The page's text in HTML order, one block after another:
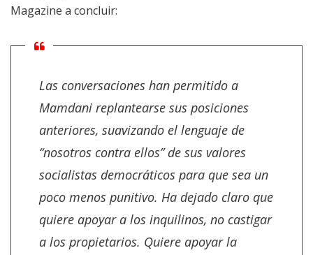
Magazine a concluir:
Las conversaciones han permitido a
Mamdani replantearse sus posiciones
anteriores, suavizando el lenguaje de
“nosotros contra ellos” de sus valores
socialistas democráticos para que sea un
poco menos punitivo. Ha dejado claro que
quiere apoyar a los inquilinos, no castigar
a los propietarios. Quiere apoyar la